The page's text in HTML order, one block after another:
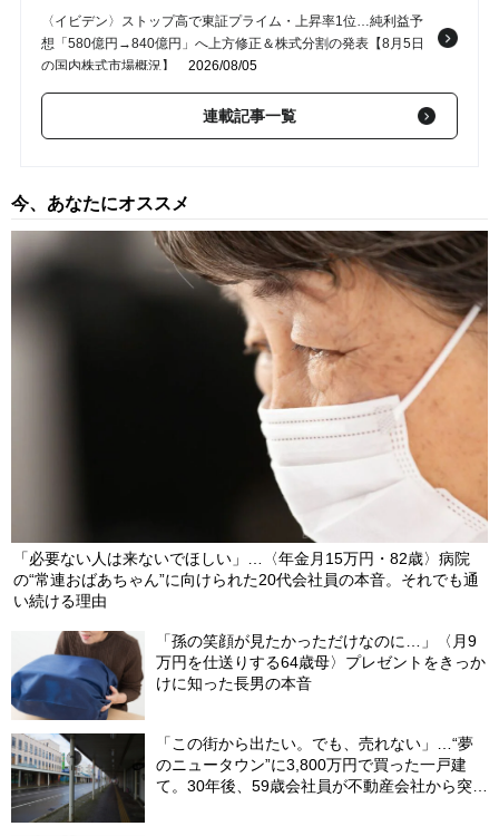
〈イビデン〉ストップ高で東証プライム・上昇率1位…純利益予
想「580億円→840億円」へ上方修正＆株式分割の発表【8月5日
の国内株式市場概況】
2026/08/05
わずか1週間で「株価2倍」…トーメンデバイスが連日ストップ高
で急騰した理由は？【8月4日の国内株式市場概況】
営業利益「44.8％増」の好決算でストップ高…東証プライム・上
昇率1位となった〈注目銘柄〉の正体【8月3日の国内株式市場概
況】
配当「600円→1,640円」の特大サプライズ…“2日連続”ストップ
高、東証プライム・上昇率1位となった〈半導体銘柄〉の正体【7
2026/07/31
連載記事一覧
今、あなたにオススメ
「必要ない人は来ないでほしい」…〈年金月15万円・82歳〉病院
の“常連おばあちゃん”に向けられた20代会社員の本音。それでも通
い続ける理由
「孫の笑顔が見たかっただけなのに…」〈月9
万円を仕送りする64歳母〉プレゼントをきっか
けに知った長男の本音
「この街から出たい。でも、売れない」…“夢
のニュータウン”に3,800万円で買った一戸建
て。30年後、59歳会社員が不動産会社から突き